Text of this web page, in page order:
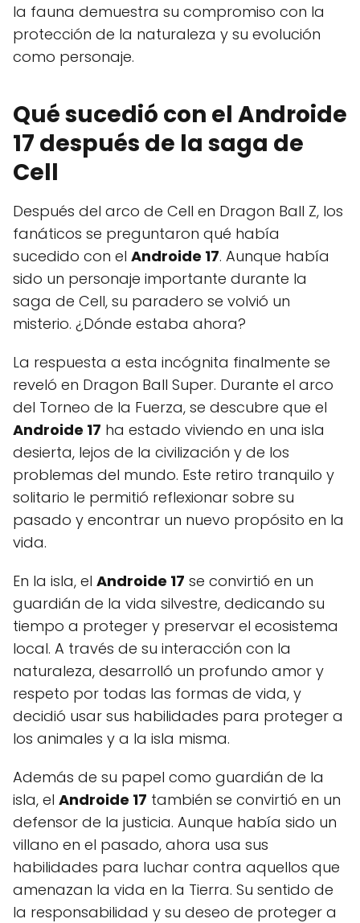
la fauna demuestra su compromiso con la
protección de la naturaleza y su evolución
como personaje.
Qué sucedió con el Androide
17 después de la saga de
Cell
Después del arco de Cell en Dragon Ball Z, los
fanáticos se preguntaron qué había
sucedido con el Androide 17. Aunque había
sido un personaje importante durante la
saga de Cell, su paradero se volvió un
misterio. ¿Dónde estaba ahora?
La respuesta a esta incógnita finalmente se
reveló en Dragon Ball Super. Durante el arco
del Torneo de la Fuerza, se descubre que el
Androide 17 ha estado viviendo en una isla
desierta, lejos de la civilización y de los
problemas del mundo. Este retiro tranquilo y
solitario le permitió reflexionar sobre su
pasado y encontrar un nuevo propósito en la
vida.
En la isla, el Androide 17 se convirtió en un
guardián de la vida silvestre, dedicando su
tiempo a proteger y preservar el ecosistema
local. A través de su interacción con la
naturaleza, desarrolló un profundo amor y
respeto por todas las formas de vida, y
decidió usar sus habilidades para proteger a
los animales y a la isla misma.
Además de su papel como guardián de la
isla, el Androide 17 también se convirtió en un
defensor de la justicia. Aunque había sido un
villano en el pasado, ahora usa sus
habilidades para luchar contra aquellos que
amenazan la vida en la Tierra. Su sentido de
la responsabilidad y su deseo de proteger a